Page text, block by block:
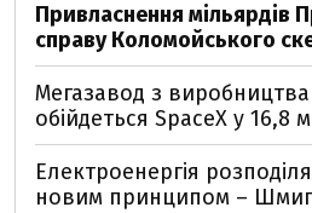
Привласнення мільярдів
справу Коломойського
Мегазавод з виробництва
обійдеться SpaceX у 16,8
Електроенергія
новим принципом –